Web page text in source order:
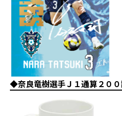
◆奈良竜樹選手Ｊ１通算２０